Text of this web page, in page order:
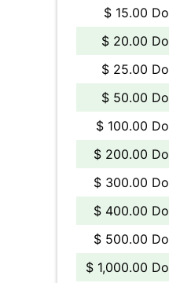
$ 15.00
$ 20.00
$ 25.00
$ 50.00
$ 100.00
$ 200.00
$ 300.00
$ 400.00
$ 500.00
$ 1,000.00